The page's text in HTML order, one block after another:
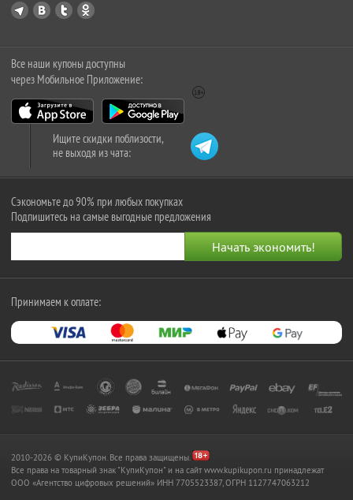
Все наши купоны доступны
через Мобильное Приложение:
Ищите скидки поблизости,
не выходя из чата:
Сэкономьте до 90% при любых покупках
Подпишитесь на самые выгодные предложения
Принимаем к оплате:
2010-2026 © КупиКупон. Все права защищены.
Все права на товарный знак "КупиКупон" и на сайт www.kupikupon.ru принадлежат
OOO «Агентство цифровых решений» ИНН 7705523387, ОГРН 1127747063212